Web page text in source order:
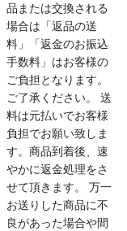
品または交換される
場合は「返品の送
料」「返金のお振込
手数料」はお客様の
ご負担となります。
ご了承ください。 送
料は元払いでお客様
負担でお願い致しま
す。商品到着後、速
やかに返金処理をさ
せて頂きます。 万一
お送りした商品に不
良があった場合や間